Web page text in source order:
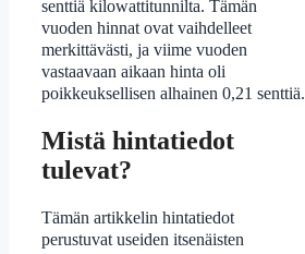
senttiä kilowattitunnilta. Tämän
vuoden hinnat ovat vaihdelleet
merkittävästi, ja viime vuoden
vastaavaan aikaan hinta oli
poikkeuksellisen alhainen 0,21 senttiä.
Mistä hintatiedot
tulevat?
Tämän artikkelin hintatiedot
perustuvat useiden itsenäisten